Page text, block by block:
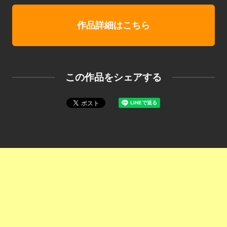
作品詳細はこちら
この作品をシェアする